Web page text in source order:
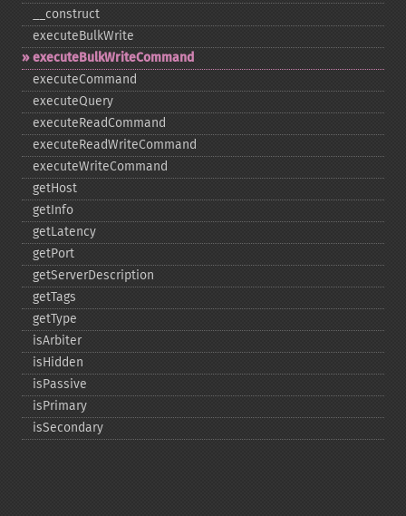
_​_​construct
executeBulkWrite
executeBulkWriteCommand
executeCommand
executeQuery
executeReadCommand
executeReadWriteCommand
executeWriteCommand
getHost
getInfo
getLatency
getPort
getServerDescription
getTags
getType
isArbiter
isHidden
isPassive
isPrimary
isSecondary